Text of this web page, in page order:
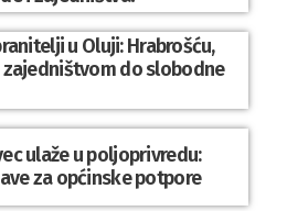
u Oluji: Hrabrošću,
do slobodne
ulaže u poljoprivredu:
za općinske potpore